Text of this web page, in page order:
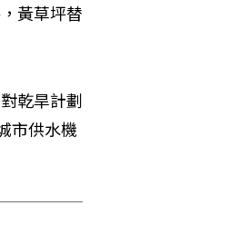
黃草坪替
乾旱計劃
市供水機